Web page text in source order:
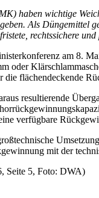
haben wichtige
Als Düngemittel
rechtssichere
am 8.
oder
die flächendeckende
resultierende
verfügbare
mit der
Seite 5, Foto: DWA)